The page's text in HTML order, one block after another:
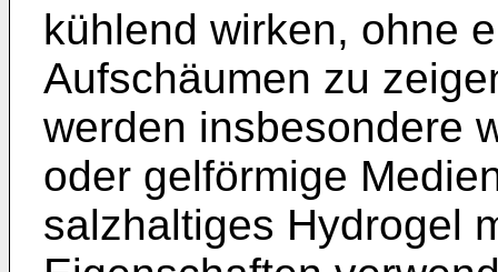
kühlend wirken, ohne
Aufschäumen zu
werden insbesondere
oder gelförmige
salzhaltiges Hydrogel